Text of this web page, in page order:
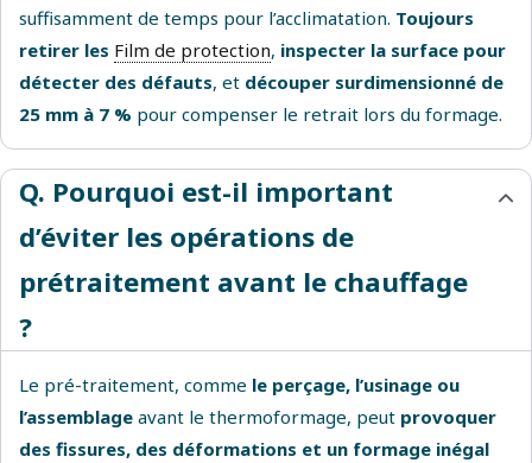
suffisamment de temps pour l’acclimatation. Toujours
retirer les Film de protection, inspecter la surface pour
détecter des défauts, et découper surdimensionné de
25 mm à 7 % pour compenser le retrait lors du formage.
Q. Pourquoi est-il important
d’éviter les opérations de
prétraitement avant le chauffage
?
Le pré-traitement, comme le perçage, l’usinage ou
l’assemblage avant le thermoformage, peut provoquer
des fissures, des déformations et un formage inégal